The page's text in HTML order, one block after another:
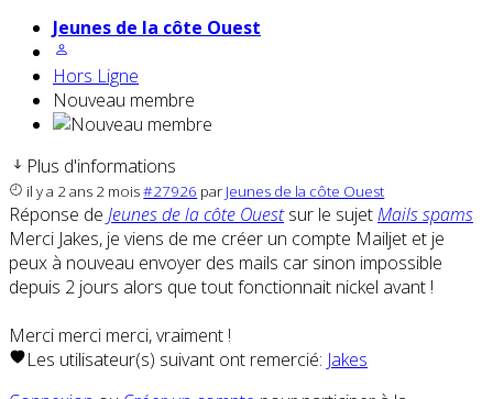
Jeunes de la côte Ouest
Hors Ligne
Nouveau membre
Plus d'informations
il y a 2 ans 2 mois#27926 par Jeunes de la côte Ouest
Réponse de Jeunes de la côte Ouestsur le sujetMails spams
Merci Jakes, je viens de me créer un compte Mailjet et je
peux à nouveau envoyer des mails car sinon impossible
depuis 2 jours alors que tout fonctionnait nickel avant !
Merci merci merci, vraiment !
Les utilisateur(s) suivant ont remercié: Jakes